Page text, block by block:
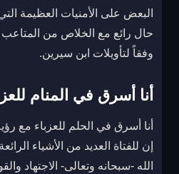
البعض على الأمنيات العظيمة
حال رائع مع الخلاص من
وفقاً لتأويلات ابن سيرين.
أنا أسرق في المنام
أنا أسرق في الحلم للعزباء مع
إن للفتاة العديد من الأشياء
الله -سبحانه وتعالى- الاجتهاد